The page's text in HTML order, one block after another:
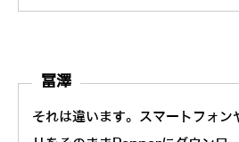
冨澤
それは違います。スマートフォン